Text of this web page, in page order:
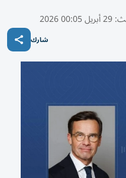
29 أبريل 00:05 2026
شارك